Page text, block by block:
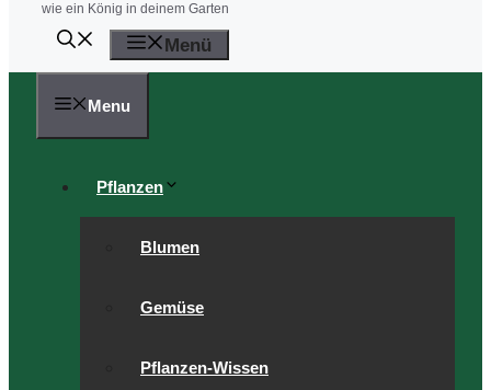
wie ein König in deinem Garten
Menü
Menu
Pflanzen
Blumen
Gemüse
Pflanzen-Wissen